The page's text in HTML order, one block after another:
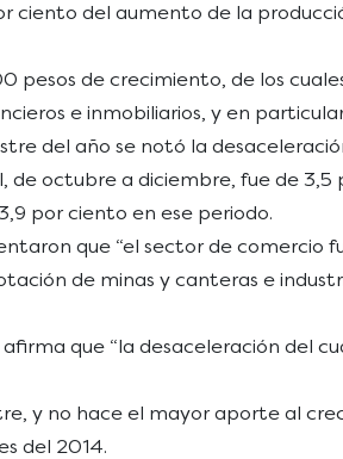
ciento del aumento de la
de crecimiento, de los
e inmobiliarios, y en
del año se notó la
octubre a diciembre, fue de
por ciento en ese periodo.
que “el sector de comercio
de minas y canteras e
que “la desaceleración
y no hace el mayor aporte al
del 2014.